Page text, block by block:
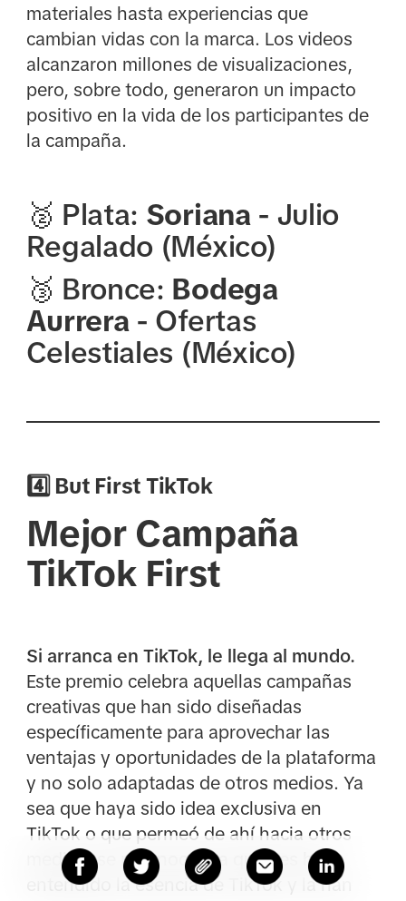
materiales hasta experiencias que
cambian vidas con la marca. Los videos
alcanzaron millones de visualizaciones,
pero, sobre todo, generaron un impacto
positivo en la vida de los participantes de
la campaña.
🥈 Plata: Soriana - Julio
Regalado (México)
🥉 Bronce: Bodega
Aurrera - Ofertas
Celestiales (México)
4️⃣ But First TikTok
Mejor Campaña
TikTok First
Si arranca en TikTok, le llega al mundo.
Este premio celebra aquellas campañas
creativas que han sido diseñadas
específicamente para aprovechar las
ventajas y oportunidades de la plataforma
y no solo adaptadas de otros medios. Ya
sea que haya sido idea exclusiva en
TikTok o que permeó de ahí hacia otros
medios, se reconocerá a quienes han
entendido la esencia de TikTok y la han